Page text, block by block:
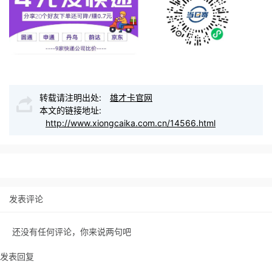
转载请注明出处:
雄才卡官网
本文的链接地址:
http://www.xiongcaika.com.cn/14566.html
发表评论
还没有任何评论，你来说两句吧
发表回复